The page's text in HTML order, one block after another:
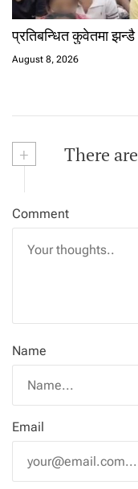
प्रतिबन्धित कुवेतमा
August 8, 2026
+ There
Comment
Name
Email